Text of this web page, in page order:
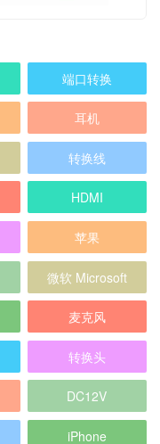
端口转换
耳机
转换线
HDMI
苹果
微软 Microsoft
麦克风
转换头
DC12V
iPhone